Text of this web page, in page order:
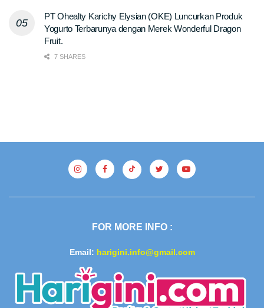
PT Ohealty Karichy Elysian (OKE) Luncurkan Produk
Yogurto Terbarunya dengan Merek Wonderful Dragon
Fruit.
7 SHARES
FOR MORE INFO :
Email: harigini.info@gmail.com